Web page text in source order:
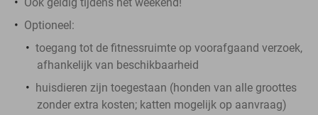
Optioneel:
toegang tot de fitnessruimte op voorafgaand verzoek,
afhankelijk van beschikbaarheid
huisdieren zijn toegestaan (honden van alle groottes
zonder extra kosten; katten mogelijk op aanvraag)